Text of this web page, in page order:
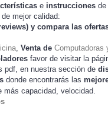
e instrucciones de
de mejor calidad:
) y compara las
Venta de Computadoras
favor de visitar la
pdf, en nuestra sección de
donde encontrarás las
más capacidad, velocidad.